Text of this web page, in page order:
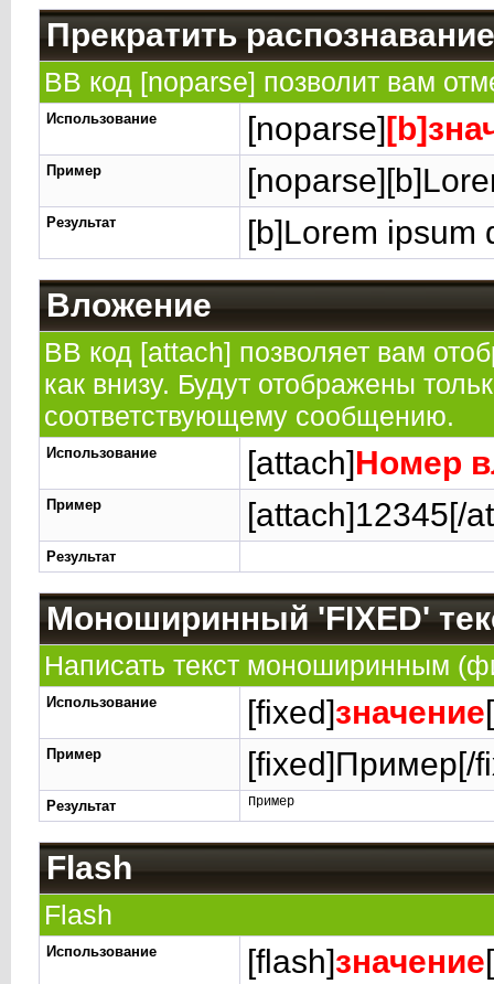
Прекратить
BB код [noparse] позволит вам
Использование [noparse]
Пример
Результат
[b]Lorem ipsum
Вложение
BB код [attach] позволяет вам
как внизу. Будут отображены
соответствующему сообщению.
Использование [attach]Номер
Пример [attach]12345[/
Результат
Моноширинный 'FIXED'
Написать текст моноширинным
Использование [fixed]значение
Пример [fixed]Пример[/
Результат Пример
Flash
Flash
Использование [flash]значение